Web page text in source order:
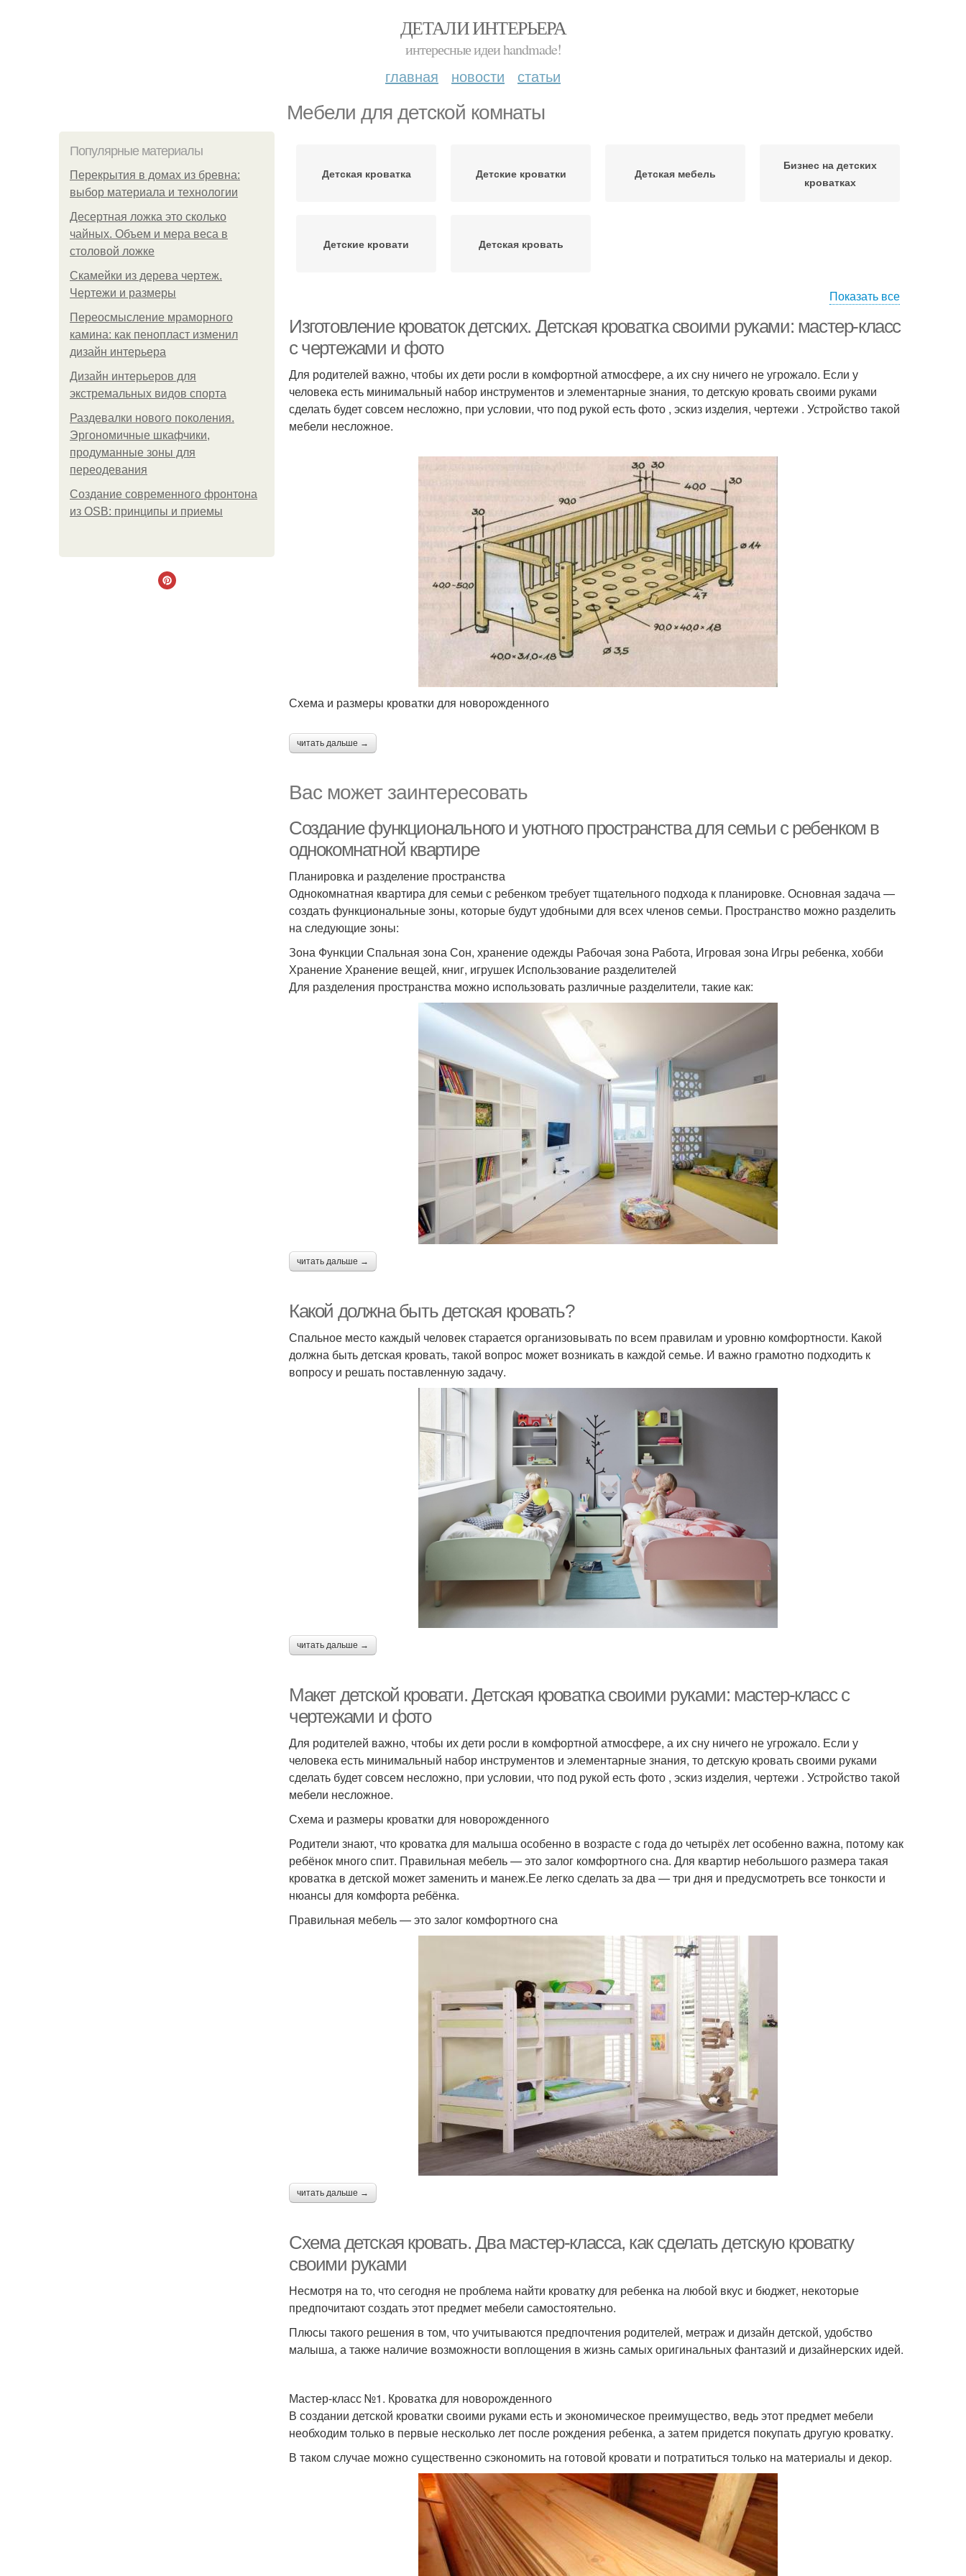
ДЕТАЛИ ИНТЕРЬЕРА
интересные идеи handmade!
главная новости статьи
Мебели для детской комнаты
Популярные материалы
Перекрытия в домах из бревна:
выбор материала и технологии
Десертная ложка это сколько
чайных. Объем и мера веса в
столовой ложке
Скамейки из дерева чертеж.
Чертежи и размеры
Переосмысление мраморного
камина: как пенопласт изменил
дизайн интерьера
Дизайн интерьеров для
экстремальных видов спорта
Раздевалки нового поколения.
Эргономичные шкафчики,
продуманные зоны для
переодевания
Создание современного фронтона
из OSB: принципы и приемы
Детская кроватка Детские кроватки Детская мебель
Бизнес на детских
кроватках
Детские кровати Детская кровать
Показать все
Изготовление кроваток детских. Детская кроватка своими руками: мастер-класс
с чертежами и фото
Для родителей важно, чтобы их дети росли в комфортной атмосфере, а их сну ничего не угрожало. Если у
человека есть минимальный набор инструментов и элементарные знания, то детскую кровать своими руками
сделать будет совсем несложно, при условии, что под рукой есть фото , эскиз изделия, чертежи . Устройство такой
мебели несложное.
Схема и размеры кроватки для новорожденного
читать дальше →
Вас может заинтересовать
Создание функционального и уютного пространства для семьи с ребенком в
однокомнатной квартире
Планировка и разделение пространства
Однокомнатная квартира для семьи с ребенком требует тщательного подхода к планировке. Основная задача —
создать функциональные зоны, которые будут удобными для всех членов семьи. Пространство можно разделить
на следующие зоны:
Зона Функции Спальная зона Сон, хранение одежды Рабочая зона Работа, Игровая зона Игры ребенка, хобби
Хранение Хранение вещей, книг, игрушек Использование разделителей
Для разделения пространства можно использовать различные разделители, такие как:
читать дальше →
Какой должна быть детская кровать?
Спальное место каждый человек старается организовывать по всем правилам и уровню комфортности. Какой
должна быть детская кровать, такой вопрос может возникать в каждой семье. И важно грамотно подходить к
вопросу и решать поставленную задачу.
читать дальше →
Макет детской кровати. Детская кроватка своими руками: мастер-класс с
чертежами и фото
Для родителей важно, чтобы их дети росли в комфортной атмосфере, а их сну ничего не угрожало. Если у
человека есть минимальный набор инструментов и элементарные знания, то детскую кровать своими руками
сделать будет совсем несложно, при условии, что под рукой есть фото , эскиз изделия, чертежи . Устройство такой
мебели несложное.
Схема и размеры кроватки для новорожденного
Родители знают, что кроватка для малыша особенно в возрасте с года до четырёх лет особенно важна, потому как
ребёнок много спит. Правильная мебель — это залог комфортного сна. Для квартир небольшого размера такая
кроватка в детской может заменить и манеж.Ее легко сделать за два — три дня и предусмотреть все тонкости и
нюансы для комфорта ребёнка.
Правильная мебель — это залог комфортного сна
читать дальше →
Схема детская кровать. Два мастер-класса, как сделать детскую кроватку
своими руками
Несмотря на то, что сегодня не проблема найти кроватку для ребенка на любой вкус и бюджет, некоторые
предпочитают создать этот предмет мебели самостоятельно.
Плюсы такого решения в том, что учитываются предпочтения родителей, метраж и дизайн детской, удобство
малыша, а также наличие возможности воплощения в жизнь самых оригинальных фантазий и дизайнерских идей.
Мастер-класс №1. Кроватка для новорожденного
В создании детской кроватки своими руками есть и экономическое преимущество, ведь этот предмет мебели
необходим только в первые несколько лет после рождения ребенка, а затем придется покупать другую кроватку.
В таком случае можно существенно сэкономить на готовой кровати и потратиться только на материалы и декор.